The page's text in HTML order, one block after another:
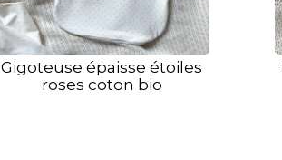
Gigoteuse épaisse étoiles
roses coton bio